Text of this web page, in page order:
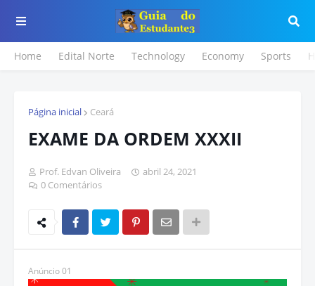
Home Edital Norte Technology Economy Sports
Página inicial Ceará
EXAME DA ORDEM XXXII
Prof. Edvan Oliveira
abril 24, 2021
0 Comentários
Anúncio 01